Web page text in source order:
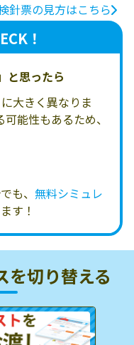
針票の見方はこちら
！
と思ったら
大きく異なりま
能性もあるため、
も、 無料シミュレ
す！
を切り替える